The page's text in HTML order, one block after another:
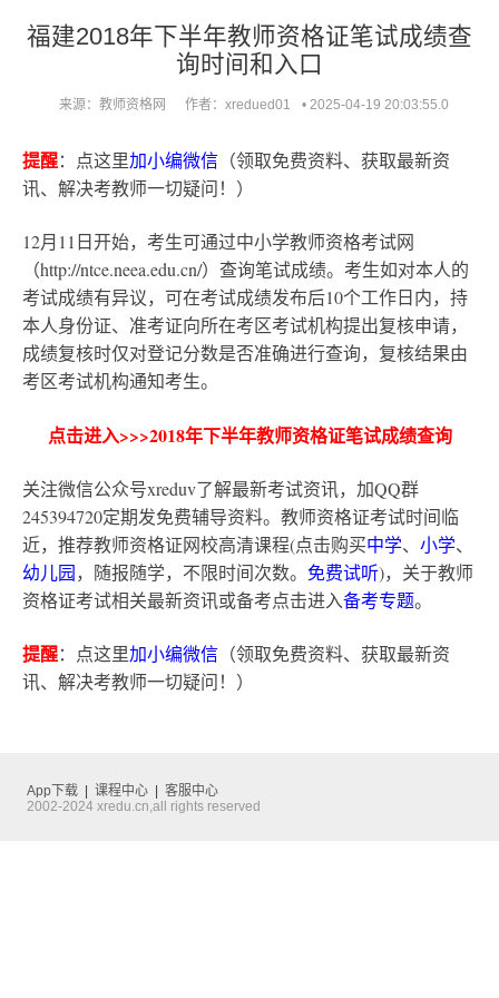
福建2018年下半年教师资格证笔试成绩查
询时间和入口
来源：教师资格网 作者：xredued01 • 2025-04-19 20:03:55.0
提醒：点这里加小编微信 （领取免费资料、获取最新资
讯、解决考教师一切疑问！）
12月11日开始，考生可通过中小学教师资格考试网
（http://ntce.neea.edu.cn/）查询笔试成绩。考生如对本人的
考试成绩有异议，可在考试成绩发布后10个工作日内，持
本人身份证、准考证向所在考区考试机构提出复核申请，
成绩复核时仅对登记分数是否准确进行查询，复核结果由
考区考试机构通知考生。
点击进入>>>2018年下半年教师资格证笔试成绩查询
关注微信公众号xreduv了解最新考试资讯，加QQ群
245394720定期发免费辅导资料。教师资格证考试时间临
近，推荐教师资格证网校高清课程(点击购买中学、 小学、
幼儿园，随报随学，不限时间次数。 免费试听)，关于教师
资格证考试相关最新资讯或备考点击进入备考专题。
提醒：点这里加小编微信 （领取免费资料、获取最新资
讯、解决考教师一切疑问！）
App下载 课程中心
客服中心
2002-2024 xredu.cn,all rights reserved